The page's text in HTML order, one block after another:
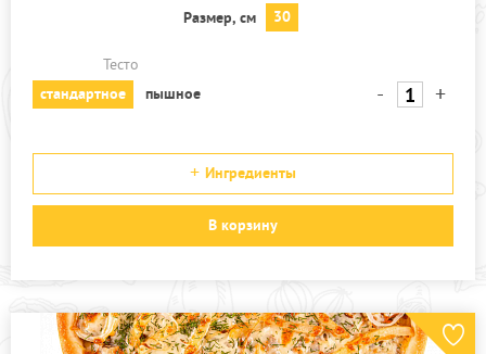
Размер, см 30
Тесто
стандартное
пышное - +
Ингредиенты
В корзину